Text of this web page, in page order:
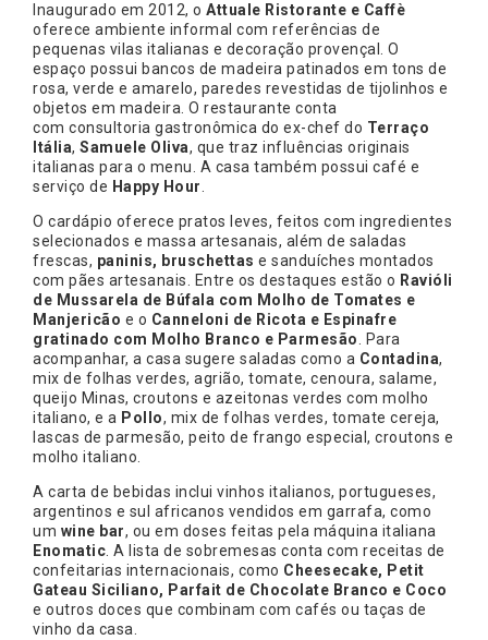
Inaugurado em 2012, o Attuale Ristorante e Caffè
oferece ambiente informal com referências de
pequenas vilas italianas e decoração provençal. O
espaço possui bancos de madeira patinados em tons de
rosa, verde e amarelo, paredes revestidas de tijolinhos e
objetos em madeira. O restaurante conta
com consultoria gastronômica do ex-chef do Terraço
Itália, Samuele Oliva, que traz influências originais
italianas para o menu. A casa também possui café e
serviço de Happy Hour.
O cardápio oferece pratos leves, feitos com ingredientes
selecionados e massa artesanais, além de saladas
frescas, paninis, bruschettas e sanduíches montados
com pães artesanais. Entre os destaques estão o Ravióli
de Mussarela de Búfala com Molho de Tomates e
Manjericão e o Canneloni de Ricota e Espinafre
gratinado com Molho Branco e Parmesão. Para
acompanhar, a casa sugere saladas como a Contadina,
mix de folhas verdes, agrião, tomate, cenoura, salame,
queijo Minas, croutons e azeitonas verdes com molho
italiano, e a Pollo, mix de folhas verdes, tomate cereja,
lascas de parmesão, peito de frango especial, croutons e
molho italiano.
A carta de bebidas inclui vinhos italianos, portugueses,
argentinos e sul africanos vendidos em garrafa, como
um wine bar, ou em doses feitas pela máquina italiana
Enomatic. A lista de sobremesas conta com receitas de
confeitarias internacionais, como Cheesecake, Petit
Gateau Siciliano, Parfait de Chocolate Branco e Coco
e outros doces que combinam com cafés ou taças de
vinho da casa.